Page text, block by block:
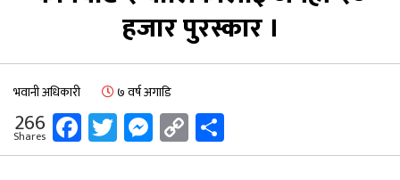
हजार पुरस्कार ।
भवानी अधिकारी ७ वर्ष अगाडि
266
Shares Facebook
Twitter
Messenger
Copy
Link